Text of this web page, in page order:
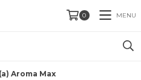
0 MENU
Aroma Max